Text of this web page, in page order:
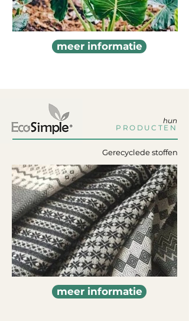
meer informatie
hun
PRODUCTEN
Gerecyclede stoffen
meer informatie